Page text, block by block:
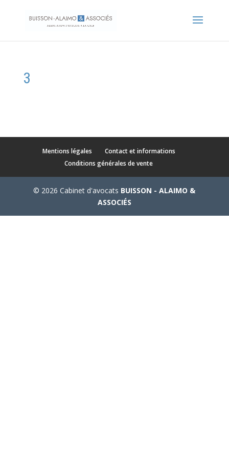
3
Mentions légales
Contact et informations
Conditions générales de vente
© 2026 Cabinet d'avocats BUISSON - ALAIMO &
ASSOCIÉS